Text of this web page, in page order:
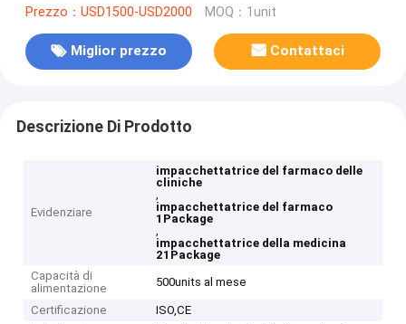
Prezzo：USD1500-USD2000 MOQ：1unit
Miglior prezzo Contattaci
Descrizione Di Prodotto
Evidenziare
impacchettatrice del farmaco delle
cliniche
,
impacchettatrice del farmaco
1Package
,
impacchettatrice della medicina
21Package
Capacità di
alimentazione
500units al mese
Certificazione
ISO,CE